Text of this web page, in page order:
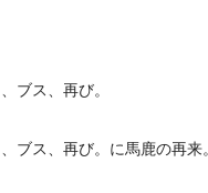
ブス、再び。
ブス、再び。に馬鹿の再来。